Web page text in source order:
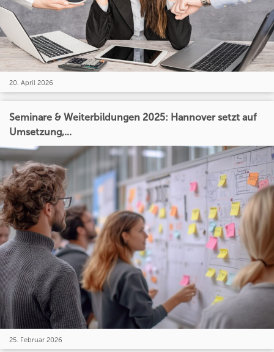
20. April 2026
Seminare & Weiterbildungen 2025: Hannover setzt auf
Umsetzung,...
25. Februar 2026